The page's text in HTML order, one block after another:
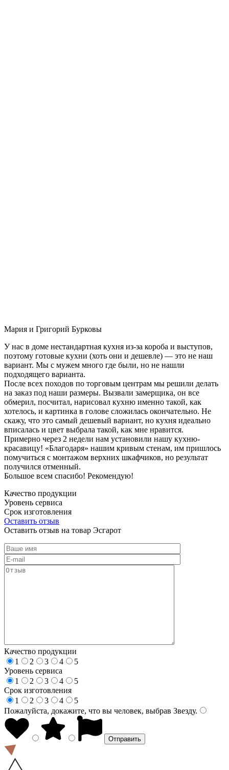
Мария и Григорий Бурковы
У нас в доме нестандартная кухня из-за короба и выступов,
поэтому готовые кухни (хоть они и дешевле) — это не наш
вариант. Мы с мужем много где были, но не нашли
подходящего варианта.
После всех походов по торговым центрам мы решили делать
на заказ под наши размеры. Вызвали замерщика, он все
обмерил, посчитал, нарисовал кухню именно такой, как
хотелось, и картинка в голове сложилась окончательно. Не
скажу, что это самый дешевый вариант, но кухня идеально
вписалась и цвет выбрала такой, как мне нравится.
Примерно через 2 недели нам установили нашу кухню-
красавицу! «Благодаря» нашим кривым стенам, им пришлось
помучиться с монтажом верхних шкафчиков, но результат
получился отменный.
Большое всем спасибо! Рекомендую!
Качество продукции
Уровень сервиса
Срок изготовления
Оставить отзыв
Оставить отзыв на товар Эсгарот
Качество продукции
1
2 3 4
5
Уровень сервиса
1
2 3 4
5
Срок изготовления
1
2 3 4
5
Пожалуйста, докажите, что вы человек, выбрав Звезду.